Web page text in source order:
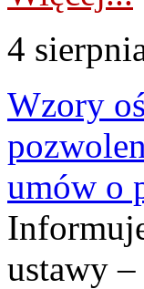
4
Wzory
umów o
ustawy